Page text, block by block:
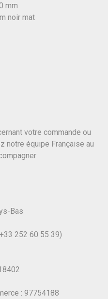
mm
noir mat
votre commande ou
notre équipe Française au
Bas
+33 252 60 55 39)
: 97754188